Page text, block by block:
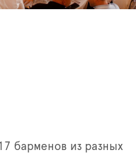
барменов из разных